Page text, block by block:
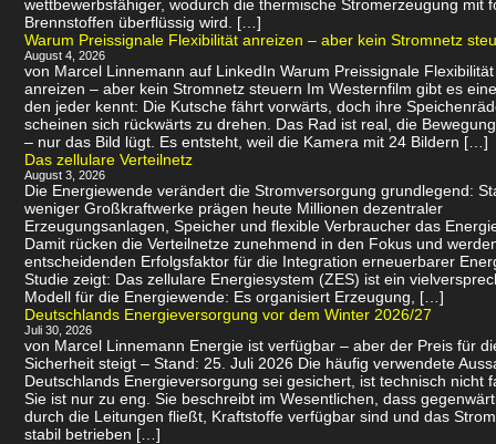
wettbewerbsfähiger, wodurch die thermische Stromerzeugung mit
Brennstoffen überflüssig wird. […]
Warum Preissignale Flexibilität anreizen – aber kein Stromnetz
August 4, 2026
von Marcel Linnemann auf LinkedIn Warum Preissignale Flexibilität
anreizen – aber kein Stromnetz steuern Im Westernfilm gibt es
den jeder kennt: Die Kutsche fährt vorwärts, doch ihre
scheinen sich rückwärts zu drehen. Das Rad ist real, die
– nur das Bild lügt. Es entsteht, weil die Kamera mit 24 Bildern […]
Das zellulare Verteilnetz
August 3, 2026
Die Energiewende verändert die Stromversorgung grundlegend:
weniger Großkraftwerke prägen heute Millionen dezentraler
Erzeugungsanlagen, Speicher und flexible Verbraucher das
Damit rücken die Verteilnetze zunehmend in den Fokus und
entscheidenden Erfolgsfaktor für die Integration erneuerbarer
Studie zeigt: Das zellulare Energiesystem (ZES) ist ein
Modell für die Energiewende: Es organisiert Erzeugung, […]
Deutschlands Energieversorgung vor dem Winter 2026/27
Juli 30, 2026
von Marcel Linnemann Energie ist verfügbar – aber der Preis für
Sicherheit steigt – Stand: 25. Juli 2026 Die häufig verwendete
Deutschlands Energieversorgung sei gesichert, ist technisch nicht
Sie ist nur zu eng. Sie beschreibt im Wesentlichen, dass
durch die Leitungen fließt, Kraftstoffe verfügbar sind und das
stabil betrieben […]